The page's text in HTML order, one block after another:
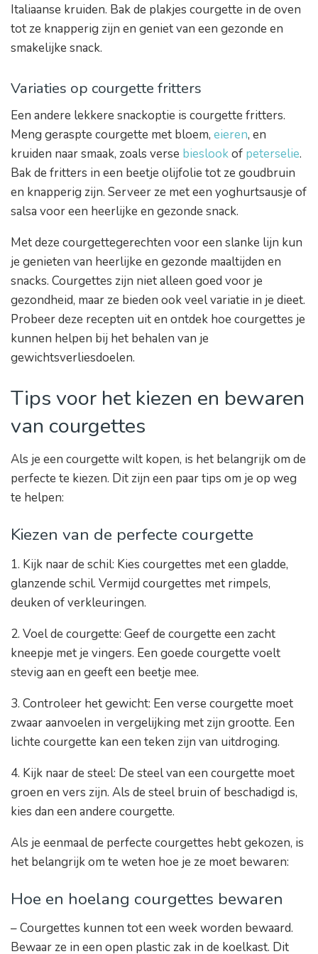
Italiaanse kruiden. Bak de plakjes courgette in de oven
tot ze knapperig zijn en geniet van een gezonde en
smakelijke snack.
Variaties op courgette fritters
Een andere lekkere snackoptie is courgette fritters.
Meng geraspte courgette met bloem, eieren, en
kruiden naar smaak, zoals verse bieslookof peterselie.
Bak de fritters in een beetje olijfolie tot ze goudbruin
en knapperig zijn. Serveer ze met een yoghurtsausje of
salsa voor een heerlijke en gezonde snack.
Met deze courgettegerechten voor een slanke lijn kun
je genieten van heerlijke en gezonde maaltijden en
snacks. Courgettes zijn niet alleen goed voor je
gezondheid, maar ze bieden ook veel variatie in je dieet.
Probeer deze recepten uit en ontdek hoe courgettes je
kunnen helpen bij het behalen van je
gewichtsverliesdoelen.
Tips voor het kiezen en bewaren
van courgettes
Als je een courgette wilt kopen, is het belangrijk om de
perfecte te kiezen. Dit zijn een paar tips om je op weg
te helpen:
Kiezen van de perfecte courgette
1. Kijk naar de schil: Kies courgettes met een gladde,
glanzende schil. Vermijd courgettes met rimpels,
deuken of verkleuringen.
2. Voel de courgette: Geef de courgette een zacht
kneepje met je vingers. Een goede courgette voelt
stevig aan en geeft een beetje mee.
3. Controleer het gewicht: Een verse courgette moet
zwaar aanvoelen in vergelijking met zijn grootte. Een
lichte courgette kan een teken zijn van uitdroging.
4. Kijk naar de steel: De steel van een courgette moet
groen en vers zijn. Als de steel bruin of beschadigd is,
kies dan een andere courgette.
Als je eenmaal de perfecte courgettes hebt gekozen, is
het belangrijk om te weten hoe je ze moet bewaren:
Hoe en hoelang courgettes bewaren
– Courgettes kunnen tot een week worden bewaard.
Bewaar ze in een open plastic zak in de koelkast. Dit